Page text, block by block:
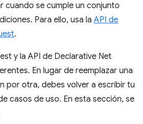
cuando se cumple un conjunto
Para ello, usa la API de
.
y la API de Declarative Net
En lugar de reemplazar una
por otra, debes volver a escribir tu
casos de uso. En esta sección, se